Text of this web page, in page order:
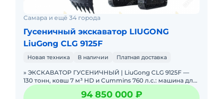
Самара и ещё 34 города
Гусеничный экскаватор LIUGONG
LiuGong CLG 9125F
Новая техника В наличии Платная доставка
» ЭКСКАВАТОР ГУСЕНИЧНЫЙ | LiuGong CLG 9125F —
130 тонн, ковш 7 м³ HD и Cummins 760 л.с.: машина для
тех, кто работает в карьере, а не на стройк
94 850 000 ₽